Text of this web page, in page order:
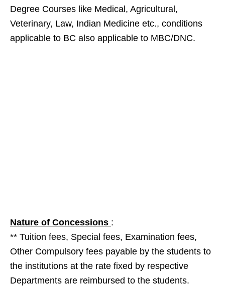
Degree Courses like Medical, Agricultural,
Veterinary, Law, Indian Medicine etc., conditions
applicable to BC also applicable to MBC/DNC.
Nature of Concessions :
** Tuition fees, Special fees, Examination fees,
Other Compulsory fees payable by the students to
the institutions at the rate fixed by respective
Departments are reimbursed to the students.